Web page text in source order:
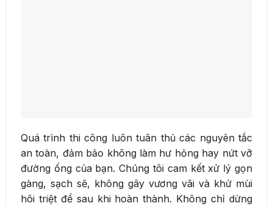
Quá trình thi công luôn tuân thủ các nguyên tắc
an toàn, đảm bảo không làm hư hỏng hay nứt vỡ
đường ống của bạn. Chúng tôi cam kết xử lý gọn
gàng, sạch sẽ, không gây vương vãi và khử mùi
hôi triệt để sau khi hoàn thành. Không chỉ dừng